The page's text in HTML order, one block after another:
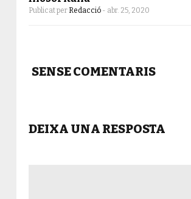
Publicat per Redacció - abr. 25, 2020
SENSE COMENTARIS
DEIXA UNA RESPOSTA